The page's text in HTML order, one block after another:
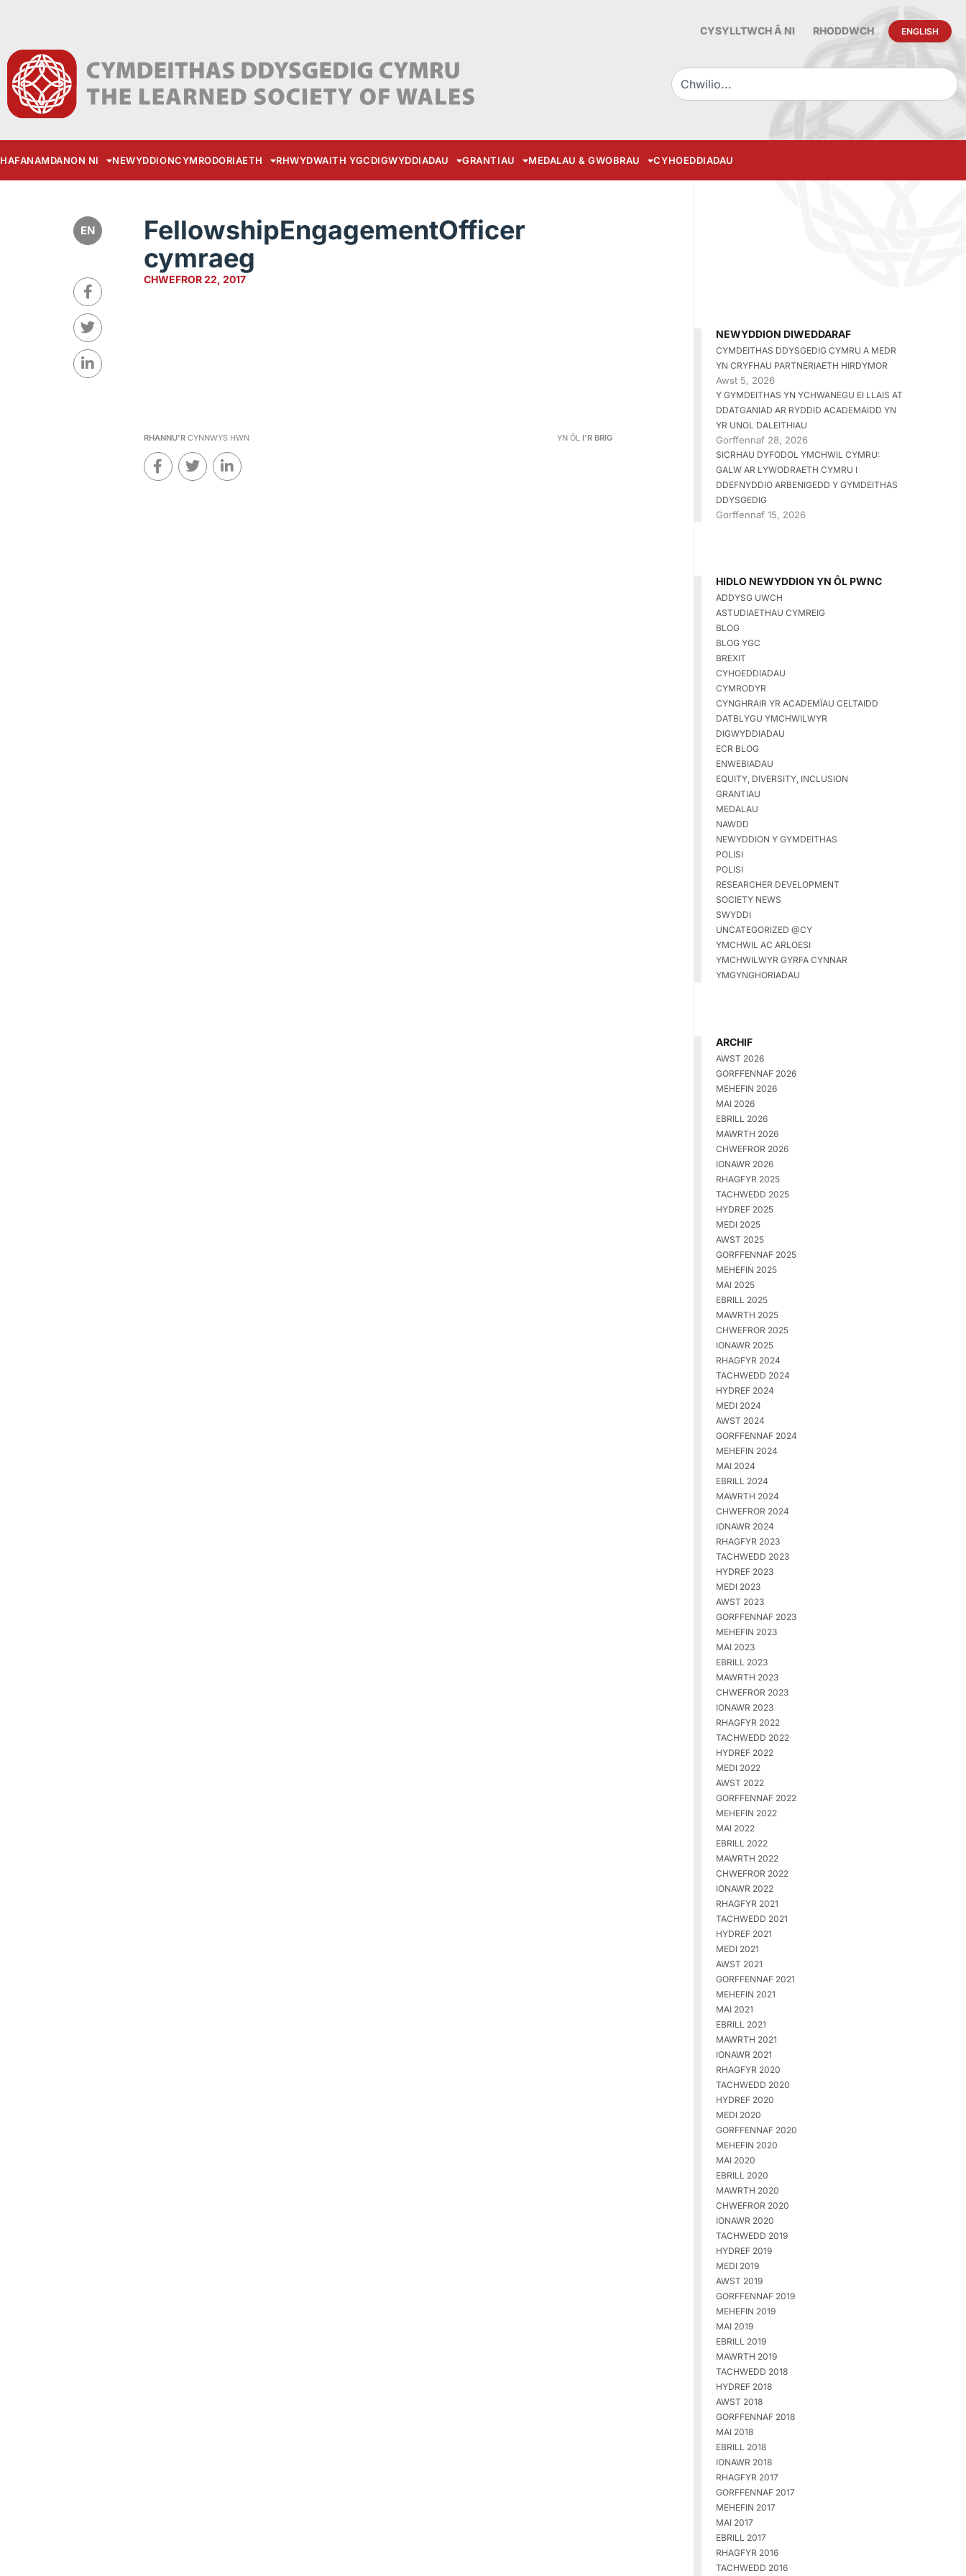
CYSYLLTWCH Â NI RHODDWCH ENGLISH
HAFANAMDANON NI NEWYDDIONCYMRODORIAETH RHWYDWAITH YGCDIGWYDDIADAU GRANTIAU MEDALAU & GWOBRAU CYHOEDDIADAU
EN
FellowshipEngagementOfficer
cymraeg
CHWEFROR 22, 2017
RHANNU'RCYNNWYS HWN YN ÔL I'R BRIG
NEWYDDION DIWEDDARAF
CYMDEITHAS DDYSGEDIG CYMRU A MEDR
YN CRYFHAU PARTNERIAETH HIRDYMOR
Awst 5, 2026
Y GYMDEITHAS YN YCHWANEGU EI LLAIS AT
DDATGANIAD AR RYDDID ACADEMAIDD YN
YR UNOL DALEITHIAU
Gorffennaf 28, 2026
SICRHAU DYFODOL YMCHWIL CYMRU:
GALW AR LYWODRAETH CYMRU I
DDEFNYDDIO ARBENIGEDD Y GYMDEITHAS
DDYSGEDIG
Gorffennaf 15, 2026
HIDLO NEWYDDION YN ÔL PWNC
ADDYSG UWCH
ASTUDIAETHAU CYMREIG
BLOG
BLOG YGC
BREXIT
CYHOEDDIADAU
CYMRODYR
CYNGHRAIR YR ACADEMÏAU CELTAIDD
DATBLYGU YMCHWILWYR
DIGWYDDIADAU
ECR BLOG
ENWEBIADAU
EQUITY, DIVERSITY, INCLUSION
GRANTIAU
MEDALAU
NAWDD
NEWYDDION Y GYMDEITHAS
POLISI
POLISI
RESEARCHER DEVELOPMENT
SOCIETY NEWS
SWYDDI
UNCATEGORIZED @CY
YMCHWIL AC ARLOESI
YMCHWILWYR GYRFA CYNNAR
YMGYNGHORIADAU
ARCHIF
AWST 2026
GORFFENNAF 2026
MEHEFIN 2026
MAI 2026
EBRILL 2026
MAWRTH 2026
CHWEFROR 2026
IONAWR 2026
RHAGFYR 2025
TACHWEDD 2025
HYDREF 2025
MEDI 2025
AWST 2025
GORFFENNAF 2025
MEHEFIN 2025
MAI 2025
EBRILL 2025
MAWRTH 2025
CHWEFROR 2025
IONAWR 2025
RHAGFYR 2024
TACHWEDD 2024
HYDREF 2024
MEDI 2024
AWST 2024
GORFFENNAF 2024
MEHEFIN 2024
MAI 2024
EBRILL 2024
MAWRTH 2024
CHWEFROR 2024
IONAWR 2024
RHAGFYR 2023
TACHWEDD 2023
HYDREF 2023
MEDI 2023
AWST 2023
GORFFENNAF 2023
MEHEFIN 2023
MAI 2023
EBRILL 2023
MAWRTH 2023
CHWEFROR 2023
IONAWR 2023
RHAGFYR 2022
TACHWEDD 2022
HYDREF 2022
MEDI 2022
AWST 2022
GORFFENNAF 2022
MEHEFIN 2022
MAI 2022
EBRILL 2022
MAWRTH 2022
CHWEFROR 2022
IONAWR 2022
RHAGFYR 2021
TACHWEDD 2021
HYDREF 2021
MEDI 2021
AWST 2021
GORFFENNAF 2021
MEHEFIN 2021
MAI 2021
EBRILL 2021
MAWRTH 2021
IONAWR 2021
RHAGFYR 2020
TACHWEDD 2020
HYDREF 2020
MEDI 2020
GORFFENNAF 2020
MEHEFIN 2020
MAI 2020
EBRILL 2020
MAWRTH 2020
CHWEFROR 2020
IONAWR 2020
TACHWEDD 2019
HYDREF 2019
MEDI 2019
AWST 2019
GORFFENNAF 2019
MEHEFIN 2019
MAI 2019
EBRILL 2019
MAWRTH 2019
TACHWEDD 2018
HYDREF 2018
AWST 2018
GORFFENNAF 2018
MAI 2018
EBRILL 2018
IONAWR 2018
RHAGFYR 2017
GORFFENNAF 2017
MEHEFIN 2017
MAI 2017
EBRILL 2017
RHAGFYR 2016
TACHWEDD 2016